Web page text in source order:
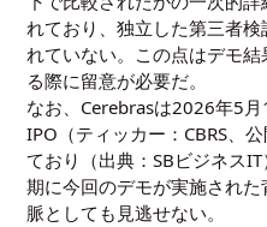
れており、独立した第三者
れていない。この点はデモ
る際に留意が必要だ。
なお、Cerebrasは2026年5
IPO（ティッカー：CBRS、
ており（出典：SBビジネスIT
期に今回のデモが実施され
脈としても見逃せない。